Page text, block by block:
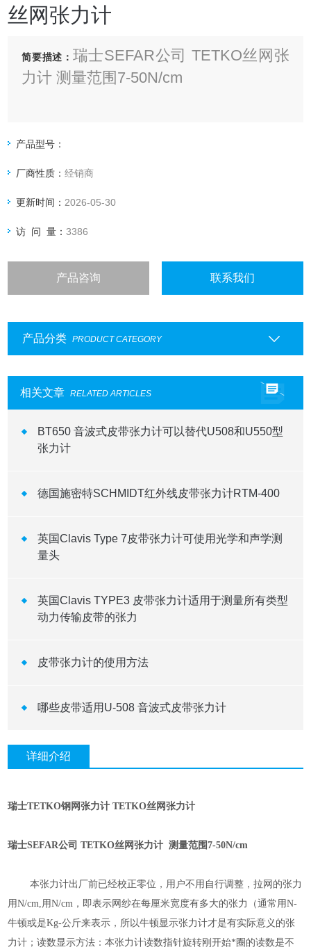
丝网张力计
简要描述： 瑞士SEFAR公司 TETKO丝网张
力计 测量范围7-50N/cm
产品型号：
厂商性质：经销商
更新时间： 2026-05-30
访 问 量：3386
产品咨询 联系我们
产品分类 PRODUCT CATEGORY
相关文章 RELATED ARTICLES
BT650 音波式皮带张力计可以替代U508和U550型
张力计
德国施密特SCHMIDT红外线皮带张力计RTM-400
英国Clavis Type 7皮带张力计可使用光学和声学测
量头
英国Clavis TYPE3 皮带张力计适用于测量所有类型
动力传输皮带的张力
皮带张力计的使用方法
哪些皮带适用U-508 音波式皮带张力计
详细介绍
瑞士TETKO钢网张力计TETKO丝网张力计
瑞士SEFAR公司TETKO丝网张力计 测量范围7-50N/cm
本张力计出厂前已经校正零位，用户不用自行调整，拉网的张力
用N/cm,用N/cm ，即表示网纱在每厘米宽度有多大的张力（通常用N-
牛顿或是Kg-公斤来表示，所以牛顿显示张力计才是有实际意义的张
力计；读数显示方法：本张力计读数指针旋转刚开始*圈的读数是不